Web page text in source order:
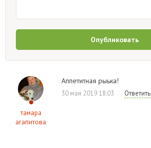
Опубликовать
тамара
агапитова
Аппетитная рыька!
30 мая 2019 18:03 Ответить